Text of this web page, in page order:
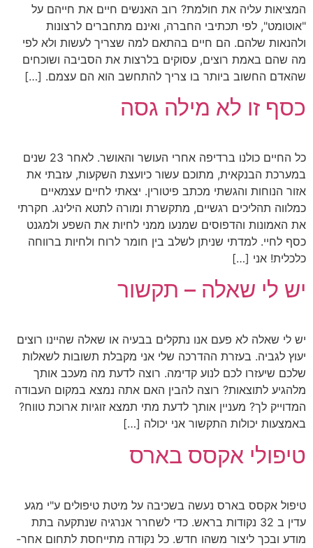
המציאות עליה את חולמת? רוב האנשים חיים את חייהם על
"אוטומט", לפי תכתיבי החברה, ואינם מתחברים לרצונות
ולהנאות שלהם. הם חיים בהתאם למה שצריך לעשות ולא לפי
מה שהם באמת רוצים, עסוקים בלרצות את הסביבה ושוכחים
שהאדם החשוב ביותר בו צריך להתחשב הוא הם עצמם. […]
כסף זו לא מילה גסה
כל החיים כולנו ברדיפה אחרי העושר והאושר. לאחר 23 שנים
במערכת הבנקאית, מתוכם עשור כיועצת השקעות, עזבתי את
אזור הנוחות והגשתי מכתב פיטורין. יצאתי לחיים עצמאיים
כמלווה תהליכים רגשיים, מתקשרת ומורה לתטא הילינג. חקרתי
את האמונות והדפוסים שמנעו ממני לחיות את השפע ולמגנט
כסף לחיי. למדתי שניתן לשלב בין חומר לרוח ולחיות ברווחה
כלכלית! אני […]
יש לי שאלה – תקשור
יש לי שאלה לא פעם אנו נתקלים בבעיה או שאלה שהיינו רוצים
יעוץ לגביה. בעזרת ההדרכה שלי אני מקבלת תשובות לשאלות
שלכם שיעזרו לכם לנוע קדימה. רוצה לדעת מה מעכב אותך
מלהגיע לתוצאות? רוצה להבין האם אתה נמצא במקום העבודה
המדוייק לך? מעניין אותך לדעת מתי תמצא זוגיות ארוכת טווח?
באמצעות יכולות התקשור אני יכולה […]
טיפולי אקסס בארס
טיפול אקסס בארס נעשה בשכיבה על מיטת טיפולים ע"י מגע
עדין ב 32 נקודות בראש. כדי לשחרר אנרגיה שנתקעה בתת
מודע ובכך ליצור משהו חדש. כל נקודה מתייחסת לתחום אחר-